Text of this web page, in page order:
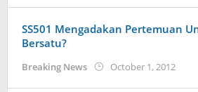
SS501 Mengadakan Pertemuan
Bersatu?
Breaking News October 1, 2012by